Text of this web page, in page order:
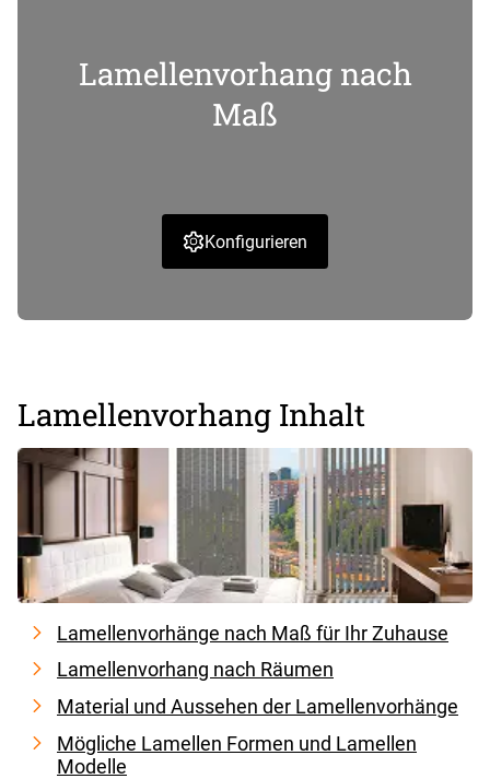
Lamellenvorhang nach
Maß
Konfigurieren
Lamellenvorhang Inhalt
Lamellenvorhänge nach Maß für Ihr Zuhause
Lamellenvorhang nach Räumen
Material und Aussehen der Lamellenvorhänge
Mögliche Lamellen Formen und Lamellen
Modelle